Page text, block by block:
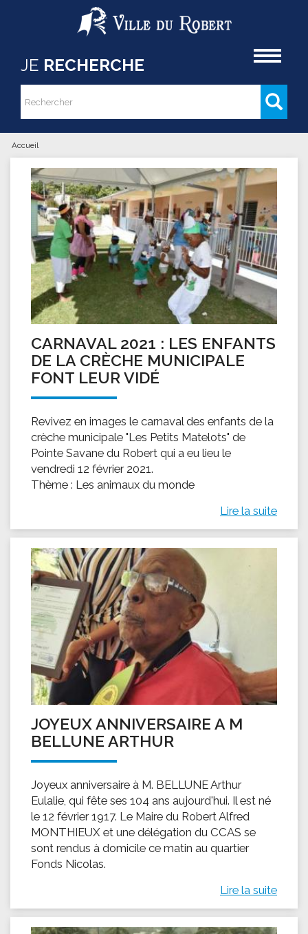
Aller au contenu principal
JE RECHERCHE
Formulaire de recherche
Rechercher
Vous êtes ici
Accueil
CARNAVAL 2021 : LES ENFANTS
DE LA CRÈCHE MUNICIPALE
FONT LEUR VIDÉ
Revivez en images le carnaval des enfants de la
crèche municipale "Les Petits Matelots" de
Pointe Savane du Robert qui a eu lieu le
vendredi 12 février 2021.
Thème : Les animaux du monde
Lire la suite
JOYEUX ANNIVERSAIRE A M
BELLUNE ARTHUR
Joyeux anniversaire à M. BELLUNE Arthur
Eulalie, qui fête ses 104 ans aujourd'hui. Il est né
le 12 février 1917. Le Maire du Robert Alfred
MONTHIEUX et une délégation du CCAS se
sont rendus à domicile ce matin au quartier
Fonds Nicolas.
Lire la suite